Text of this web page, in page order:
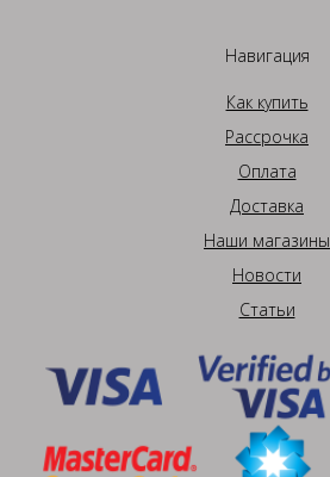
Навигация
Как купить
Рассрочка
Оплата
Доставка
Наши магазины
Новости
Статьи